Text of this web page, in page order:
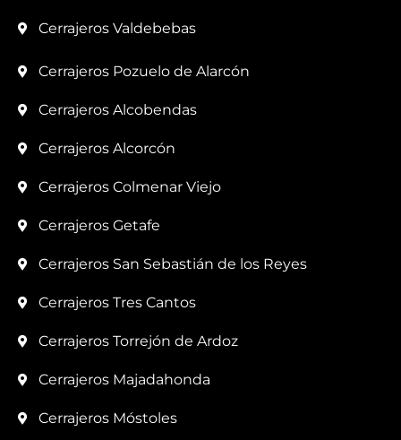
Cerrajeros Valdebebas
Cerrajeros Pozuelo de Alarcón
Cerrajeros Alcobendas
Cerrajeros Alcorcón
Cerrajeros Colmenar Viejo
Cerrajeros Getafe
Cerrajeros San Sebastián de los Reyes
Cerrajeros Tres Cantos
Cerrajeros Torrejón de Ardoz
Cerrajeros Majadahonda
Cerrajeros Móstoles